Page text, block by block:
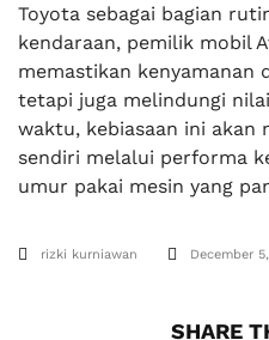
Toyota sebagai bagian
kendaraan, pemilik mobil
memastikan kenyamanan
tetapi juga melindungi
waktu, kebiasaan ini akan
sendiri melalui performa
umur pakai mesin yang
rizki kurniawan December
SHARE